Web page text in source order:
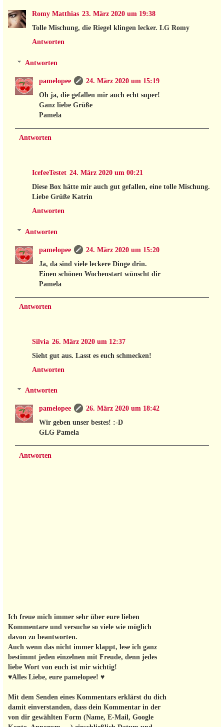
Romy Matthias 23. März 2020 um 19:38
Tolle Mischung, die Riegel klingen lecker. LG Romy
Antworten
Antworten
pamelopee
24. März 2020 um 15:19
Oh ja, die gefallen mir auch echt super!
Ganz liebe Grüße
Pamela
Antworten
IcefeeTestet 24. März 2020 um 00:21
Diese Box hätte mir auch gut gefallen, eine tolle Mischung.
Liebe Grüße Katrin
Antworten
Antworten
pamelopee
24. März 2020 um 15:20
Ja, da sind viele leckere Dinge drin.
Einen schönen Wochenstart wünscht dir
Pamela
Antworten
Silvia 26. März 2020 um 12:37
Sieht gut aus. Lasst es euch schmecken!
Antworten
Antworten
pamelopee
26. März 2020 um 18:42
Wir geben unser bestes! :-D
GLG Pamela
Antworten
Ich freue mich immer sehr über eure lieben
Kommentare und versuche so viele wie möglich
davon zu beantworten.
Auch wenn das nicht immer klappt, lese ich ganz
bestimmt jeden einzelnen mit Freude, denn jedes
liebe Wort von euch ist mir wichtig!
♥Alles Liebe, eure pamelopee! ♥
Mit dem Senden eines Kommentars erklärst du dich
damit einverstanden, dass dein Kommentar in der
von dir gewählten Form (Name, E-Mail, Google